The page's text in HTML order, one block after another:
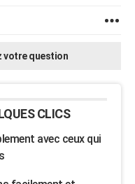
votre question
CLICS
avec ceux qui